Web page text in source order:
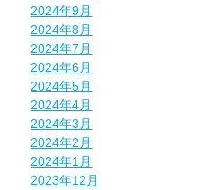
2024年9月
2024年8月
2024年7月
2024年6月
2024年5月
2024年4月
2024年3月
2024年2月
2024年1月
2023年12月